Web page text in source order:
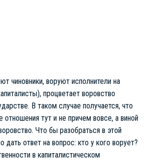
чиновники, воруют исполнители на
процветает воровство
В таком случае получается, что
отношения тут и не причем вовсе, а виной
Что бы разобраться в этой
дать ответ на вопрос: кто у кого ворует?
в капиталистическом